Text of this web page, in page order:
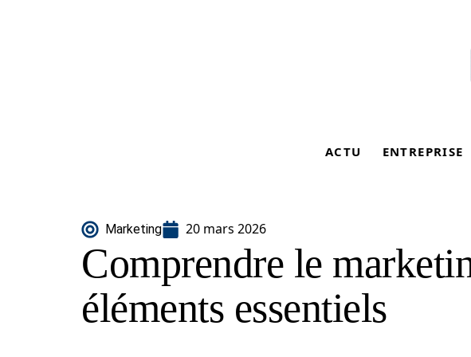
ACTU ENTREPRISE
Marketing 20 mars 2026
Comprendre le
éléments essentiels